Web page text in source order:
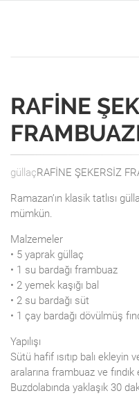
RAFİNE
güllaçRAFİNE ŞEKERSİZ
Ramazan’ın klasik tatlısı
mümkün.
Malzemeler
• 5 yaprak güllaç
• 1 su bardağı frambuaz
• 2 yemek kaşığı bal
• 2 su bardağı süt
• 1 çay bardağı dövülmüş
Yapılışı
Sütü hafif ısıtıp balı ekleyin
aralarına frambuaz ve
Buzdolabında yaklaşık 30